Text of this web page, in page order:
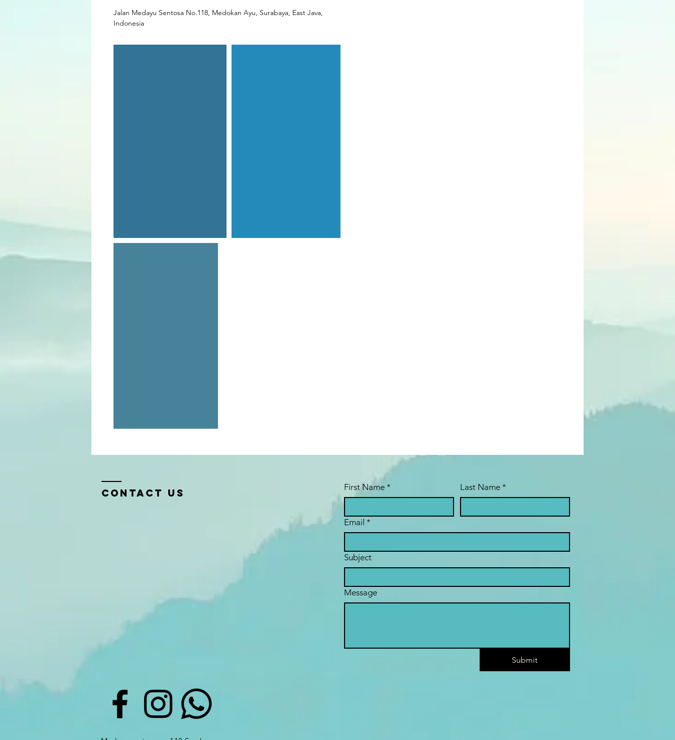
Jalan Medayu Sentosa No.118, Medokan Ayu, Surabaya, East Java,
Indonesia
Contact Us First Name * Last Name *
Email *
Subject
Message
Submit